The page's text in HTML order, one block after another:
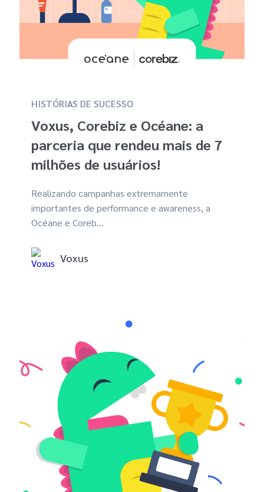
GA4
Black Friday
Experimente Grátis
HISTÓRIAS DE SUCESSO
Voxus, Corebiz e Océane: a
parceria que rendeu mais de 7
milhões de usuários!
Realizando campanhas extremamente
importantes de performance e awareness, a
Océane e Coreb...
Voxus